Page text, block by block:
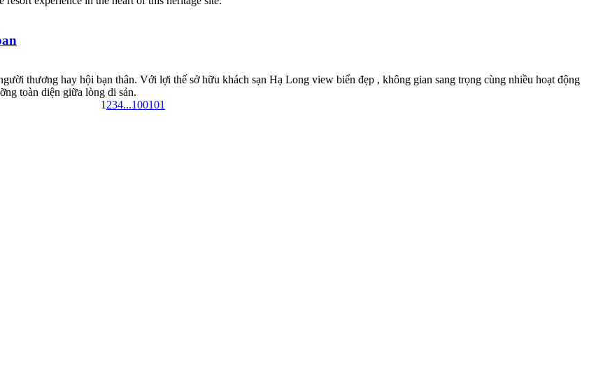
thương hay hội bạn thân. Với lợi thế sở hữu khách sạn Hạ Long view biển đẹp , không gian sang trọng cùng nhiều hoạt động
toàn diện giữa lòng di sản.
1 234...100101